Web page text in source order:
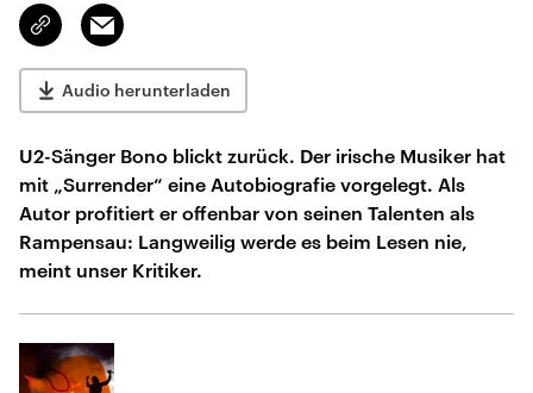
Link
kopieren/teilen
Email
Audio herunterladen
U2-Sänger Bono blickt zurück. Der irische Musiker hat
mit „Surrender“ eine Autobiografie vorgelegt. Als
Autor profitiert er offenbar von seinen Talenten als
Rampensau: Langweilig werde es beim Lesen nie,
meint unser Kritiker.